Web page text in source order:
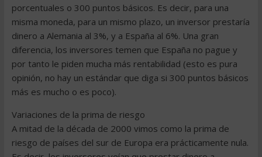
porcentuales o 300 puntos básicos. Es decir, para una
misma moneda, para un mismo plazo, un inversor prestaría
dinero a Alemania al 3%, y a España al 6%. Una gran
diferencia, los inversores temen que España no pague y
por tanto le piden mucha más rentabilidad (esto es pura
opinión, no hay un estándar que diga si 300 puntos básicos
más es mucho o es poco).
Variaciones de la prima de riesgo
A mitad de la década de 2000 vimos como la prima de
riesgo de países del sur de Europa era prácticamente nula.